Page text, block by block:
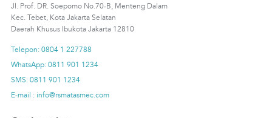
Jl. Prof. DR. Soepomo No.70-B, Menteng Dalam
Kec. Tebet, Kota Jakarta Selatan
Daerah Khusus Ibukota Jakarta 12810
Telepon: 0804 1 227788
WhatsApp: 0811 901 1234
SMS: 0811 901 1234
E-mail : info@rsmatasmec.com